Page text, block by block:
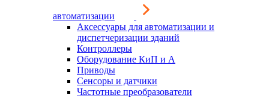
автоматизации
Аксессуары для автоматизации и
диспетчеризации зданий
Контроллеры
Оборудование КиП и А
Приводы
Сенсоры и датчики
Частотные преобразователи